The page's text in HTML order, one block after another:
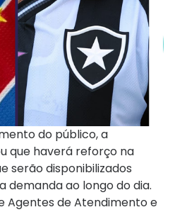
do público, a
que haverá reforço na
serão disponibilizados
demanda ao longo do dia.
Agentes de Atendimento e